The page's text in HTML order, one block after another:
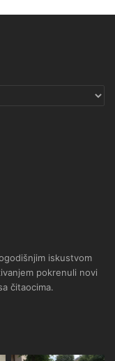
iskustvom
pokrenuli novi
čitaocima.